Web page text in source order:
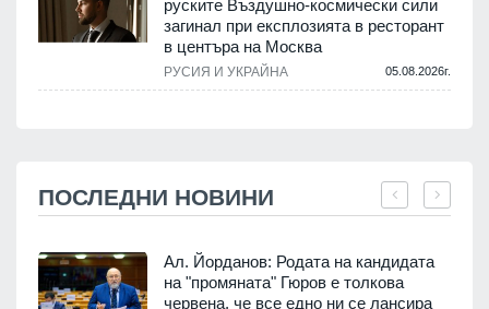
руските Въздушно-космически сили
загинал при експлозията в ресторант
в центъра на Москва
РУСИЯ И УКРАЙНА 05.08.2026г.
ПОСЛЕДНИ НОВИНИ
Ал. Йорданов: Родата на кандидата
на "промяната" Гюров е толкова
червена, че все едно ни се лансира